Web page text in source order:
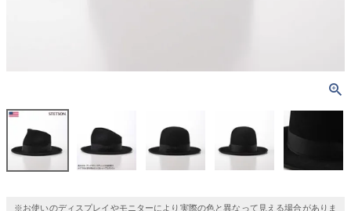
※お使いのディスプレイやモニターにより実際の色と異なって見える場合がありま